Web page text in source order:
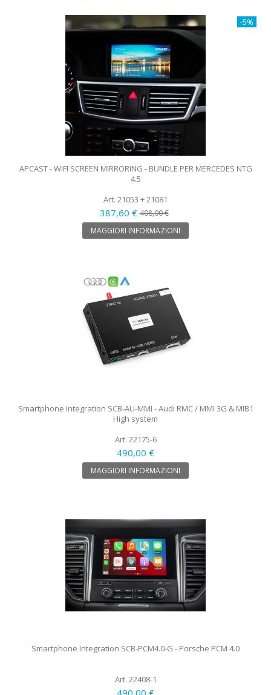
-5%
APCAST - WIFI SCREEN MIRRORING - BUNDLE PER MERCEDES NTG
4.5
Art. 21053 + 21081
387,60 €408,00 €
MAGGIORI INFORMAZIONI
Smartphone Integration SCB-AU-MMI - Audi RMC / MMI 3G & MIB1
High system
Art. 22175-6
490,00 €
MAGGIORI INFORMAZIONI
Smartphone Integration SCB-PCM4.0-G - Porsche PCM 4.0
Art. 22408-1
490,00 €